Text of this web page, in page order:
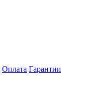
Оплата Гарантии